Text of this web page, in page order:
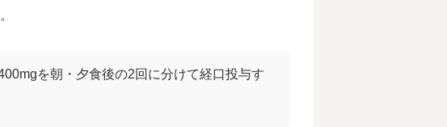
を朝・夕食後の2回に分けて経口投与す